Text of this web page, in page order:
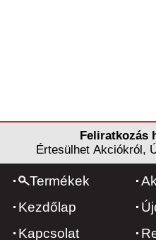
Feliratkozás
Értesülhet Akciókról,
Termékek
Kezdőlap
Kapcsolat